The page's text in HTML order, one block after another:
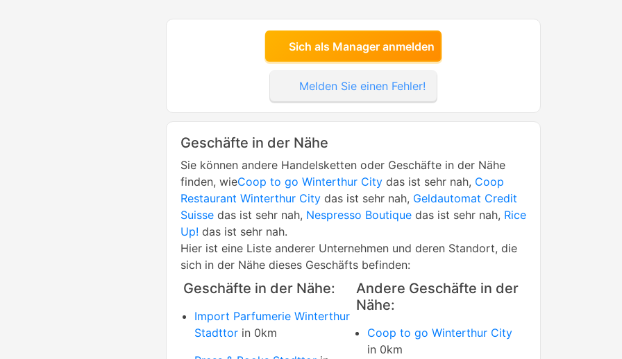
Sich als Manager anmelden
Melden Sie einen Fehler!
Geschäfte in der Nähe
Sie können andere Handelsketten oder Geschäfte in der Nähe
finden, wieCoop to go Winterthur City das ist sehr nah, Coop
Restaurant Winterthur City das ist sehr nah, Geldautomat Credit
Suisse das ist sehr nah, Nespresso Boutique das ist sehr nah, Rice
Up! das ist sehr nah.
Hier ist eine Liste anderer Unternehmen und deren Standort, die
sich in der Nähe dieses Geschäfts befinden:
Geschäfte in der Nähe:
Import Parfumerie Winterthur
Stadttor in 0km
Andere Geschäfte in der
Nähe:
Coop to go Winterthur City
in 0km